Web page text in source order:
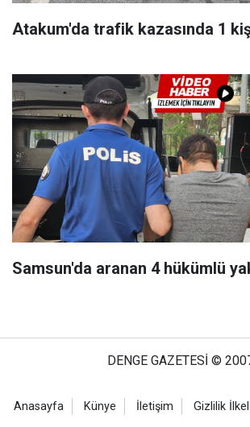
Atakum'da trafik kazasında 1
Samsun'da aranan 4 hükümlü
DENGE GAZETESİ ©
Anasayfa Künye İletişim Gizlilik